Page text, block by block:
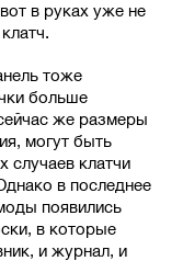
в руках уже не
тоже
больше
же размеры
могут быть
клатчи
в последнее
появились
в которые
и журнал, и